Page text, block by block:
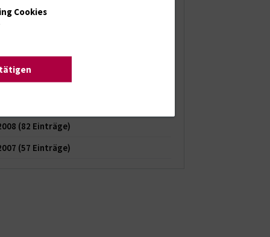
(62 Einträge)
(84 Einträge)
(82 Einträge)
(57 Einträge)
Cookies